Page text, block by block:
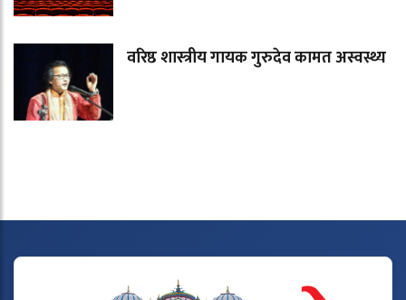
वरिष्ठ शास्त्रीय गायक गुरुदेव कामत अस्वस्थ्य